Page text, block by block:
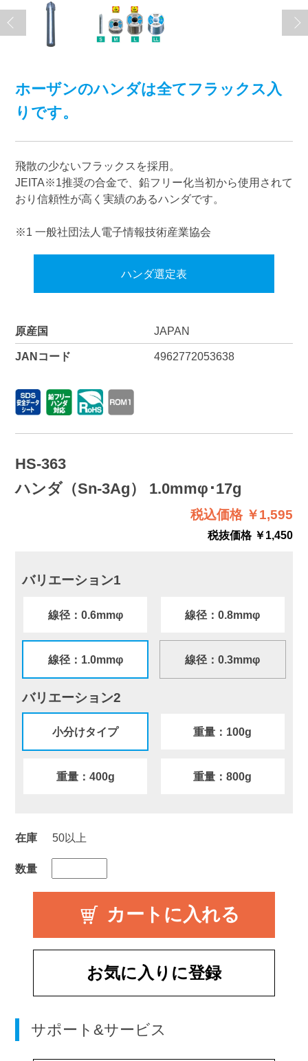
ホーザンのハンダは全てフラックス入
りです。
飛散の少ないフラックスを採用。
JEITA※1推奨の合金で、鉛フリー化当初から使用されて
おり信頼性が高く実績のあるハンダです。
※1 一般社団法人電子情報技術産業協会
ハンダ選定表
原産国 JAPAN
JANコード 4962772053638
HS-363
ハンダ（Sn-3Ag） 1.0mmφ･17g
税込価格 ￥1,595
税抜価格 ￥1,450
バリエーション1
線径：0.6mmφ 線径：0.8mmφ
線径：1.0mmφ 線径：0.3mmφ
バリエーション2
小分けタイプ 重量：100g
重量：400g 重量：800g
在庫 50以上
数量
お気に入りに登録
サポート&サービス